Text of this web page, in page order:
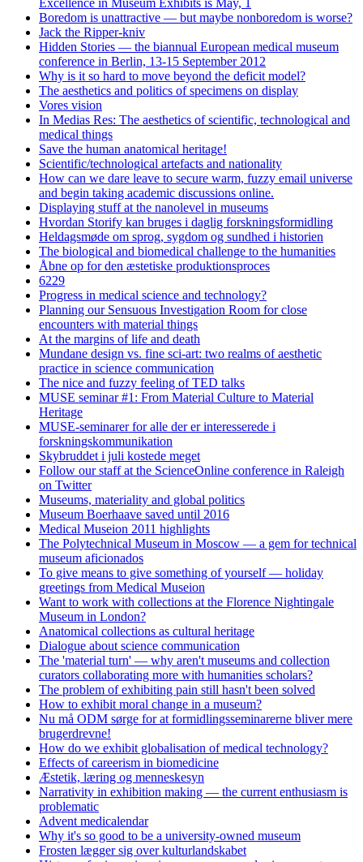
Excellence in Museum Exhibits is May, 1
Boredom is unattractive — but maybe nonboredom is worse?
Jack the Ripper-kniv
Hidden Stories — the biannual European medical museum
conference in Berlin, 13-15 September 2012
Why is it so hard to move beyond the deficit model?
The aesthetics and politics of specimens on display
Vores vision
In Medias Res: The aesthetics of scientific, technological and
medical things
Save the human anatomical heritage!
Scientific/technological artefacts and nationality
How can we dare leave to secure warm, fuzzy email universe
and begin taking academic discussions online.
Displaying stuff at the nanolevel in museums
Hvordan Storify kan bruges i daglig forskningsformidling
Heldagsmøde om sprog, sygdom og sundhed i historien
The biological and biomedical challenge to the humanities
Åbne op for den æstetiske produktionsproces
6229
Progress in medical science and technology?
Planning our Sensuous Investigation Room for close
encounters with material things
At the margins of life and death
Mundane design vs. fine sci-art: two realms of aesthetic
practice in science communication
The nice and fuzzy feeling of TED talks
MUSE seminar #1: From Material Culture to Material
Heritage
MUSE-seminarer for alle der er interesserede i
forskningskommunikation
Skybruddet i juli kostede meget
Follow our staff at the ScienceOnline conference in Raleigh
on Twitter
Museums, materiality and global politics
Museum Boerhaave saved until 2016
Medical Museion 2011 highlights
The Polytechnical Museum in Moscow — a gem for technical
museum aficionados
To give means to give something of yourself — holiday
greetings from Medical Museion
Want to work with collections at the Florence Nightingale
Museum in London?
Anatomical collections as cultural heritage
Dialogue about science communication
The 'material turn' — why aren't museums and collection
curators collaborating more with humanities scholars?
The problem of exhibiting pain still hasn't been solved
How to exhibit moral change in a museum?
Nu må ODM sørge for at formidlingsseminarerne bliver mere
brugerdrevne!
How do we exhibit globalisation of medical technology?
Effects of careerism in biomedicine
Æstetik, læring og menneskesyn
Narrativity in exhibition making — the current enthusiasm is
problematic
Advent medicalendar
Why it's so good to be a university-owned museum
Frosten lægger sig over kulturlandskabet